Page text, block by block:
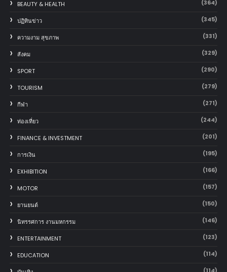
BEAUTY & HEALTH (364)
ปฏิทินข่าว (345)
ความงาม สุขภาพ (331)
สังคม (329)
SPORT (290)
TOURISM (279)
กีฬา (271)
ท่องเที่ยว (244)
FINANCE & INVESTMENT (201)
การเงิน (195)
EXHIBITION (166)
MOTOR (157)
‎ยานยนต์‎ (150)
นิทรรศการ งานมหกรรม (146)
ENTERTAINMENT (123)
EDUCATION (114)